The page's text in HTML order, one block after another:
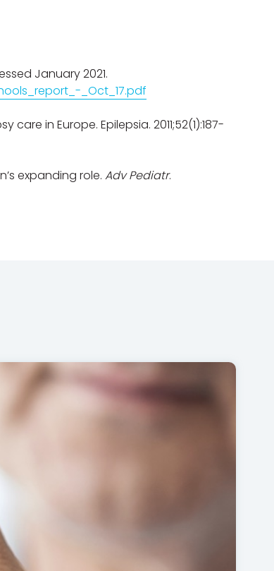
January 2021.
_Oct_17.pdf
in Europe. Epilepsia. 2011;52(1):187-
expanding role. Adv Pediatr.